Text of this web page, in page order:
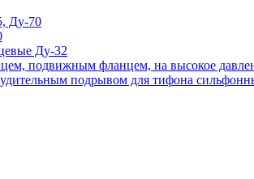
Ду-70
Ду-32
подвижным фланцем, на высокое
подрывом для тифона